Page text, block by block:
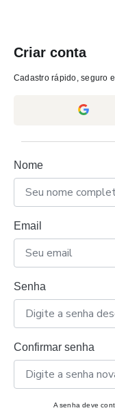
Criar conta
Cadastro rápido, seguro
Nome
Email
Senha
Confirmar senha
A senha deve